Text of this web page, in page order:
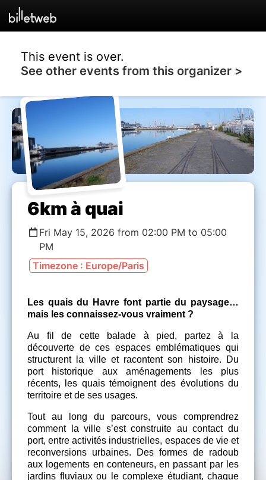
This event is over.
See other events from this organizer >
6km à quai
Fri May 15, 2026 from 02:00 PM to 05:00
PM
Timezone : Europe/Paris
Les quais du Havre font partie du paysage…
mais les connaissez-vous vraiment ?
Au fil de cette balade à pied, partez à la
découverte de ces espaces emblématiques qui
structurent la ville et racontent son histoire. Du
port historique aux aménagements les plus
récents, les quais témoignent des évolutions du
territoire et de ses usages.
Tout au long du parcours, vous comprendrez
comment la ville s’est construite au contact du
port, entre activités industrielles, espaces de vie et
reconversions urbaines. Des formes de radoub
aux logements en conteneurs, en passant par les
jardins fluviaux ou le complexe étudiant, chaque